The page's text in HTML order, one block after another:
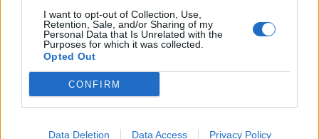
I want to opt-out of Collection, Use,
Retention, Sale, and/or Sharing of my
Personal Data that Is Unrelated with the
Purposes for which it was collected.
Opted Out
CONFIRM
Data Deletion Data Access Privacy Policy
Στενά του Ορμούζ: Οι ΗΠΑ «βλέπουν» σύντομα
23:27
στην Αττικοβοιωτία